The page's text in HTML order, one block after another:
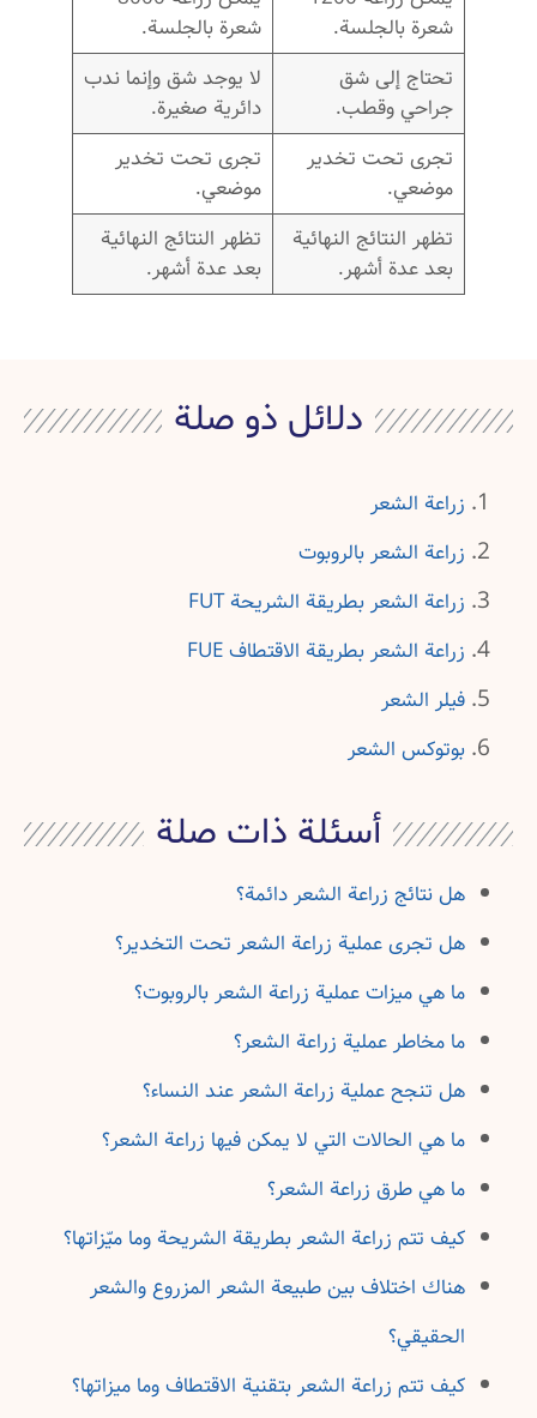
شعرة بالجلسة.
شعرة بالجلسة.
تحتاج إلى شق
جراحي وقطب.
لا يوجد شق وإنما ندب
دائرية صغيرة.
تجرى تحت تخدير
موضعي.
تجرى تحت تخدير
موضعي.
تظهر النتائج النهائية
بعد عدة أشهر.
تظهر النتائج النهائية
بعد عدة أشهر.
دلائل ذو صلة
زراعة الشعر
زراعة الشعر بالروبوت
زراعة الشعر بطريقة الشريحة FUT
زراعة الشعر بطريقة الاقتطاف FUE
فيلر الشعر
بوتوكس الشعر
أسئلة ذات صلة
هل نتائج زراعة الشعر دائمة؟
هل تجرى عملية زراعة الشعر تحت التخدير؟
ما هي ميزات عملية زراعة الشعر بالروبوت؟
ما مخاطر عملية زراعة الشعر؟
هل تنجح عملية زراعة الشعر عند النساء؟
ما هي الحالات التي لا يمكن فيها زراعة الشعر؟
ما هي طرق زراعة الشعر؟
كيف تتم زراعة الشعر بطريقة الشريحة وما ميّزاتها؟
هناك اختلاف بين طبيعة الشعر المزروع والشعر
الحقيقي؟
كيف تتم زراعة الشعر بتقنية الاقتطاف وما ميزاتها؟